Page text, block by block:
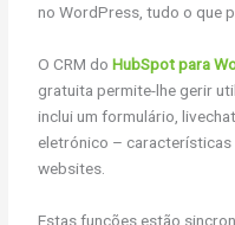
no WordPress, tudo o que
O CRM doHubSpot para
gratuita permite-lhe gerir
inclui um formulário,
eletrónico –
websites.
Estas funções estão